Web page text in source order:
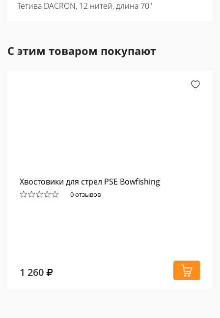
Тетива DACRON, 12 нитей, длина 70"
С этим товаром покупают
Хвостовики для стрел PSE Bowfishing
0 отзывов
1 260